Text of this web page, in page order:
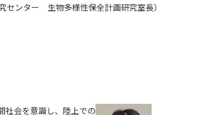
センター 生物多様性保全計画研究室長）
社会を意識し、陸上での